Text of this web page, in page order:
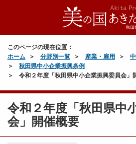
このページの現在位置：
ホーム
分野別一覧 産業・雇用
秋田県中小企業振興条例
令和２年度「秋田県中小企業振興委員会」
令和２年度「秋田県中
会」開催概要